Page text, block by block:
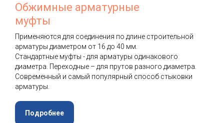
Обжимные арматурные
муфты
Применяются для соединения по длине строительной
арматуры диаметром от 16 до 40 мм.
Стандартные муфты - для арматуры одинакового
диаметра. Переходные – для прутов разного диаметра.
Современный и самый популярный способ стыковки
арматуры.
Подробнее